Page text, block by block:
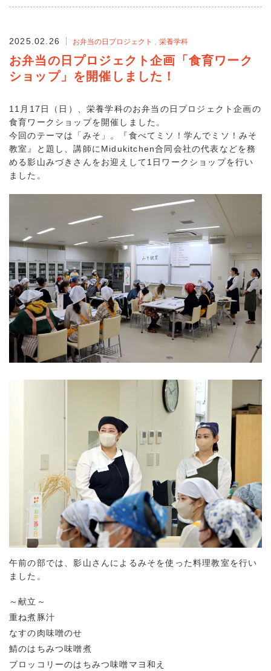
2025.02.26 お弁当の日プロジェクト 栄養学科
お弁当の日プロジェクト企画「食育ワーク
ショップ」を開催しました！
11月17日（日）、栄養学科のお弁当の日プロジェクト企画の
食育ワークショップを開催しました。
今回のテーマは「みそ」。『食べてミソ！学んでミソ！みそ
教室』と題し、講師にMidukitchen合同会社の代表などを務
める影山みづきさんをお迎えして1日ワークショップを行い
ました。
午前の部では、影山さんによるみそを使った料理教室を行い
ました。
～献立～
重ね煮豚汁
なすの肉味噌のせ
鯖のはちみつ味噌煮
ブロッコリーのはちみつ味噌マヨ和え